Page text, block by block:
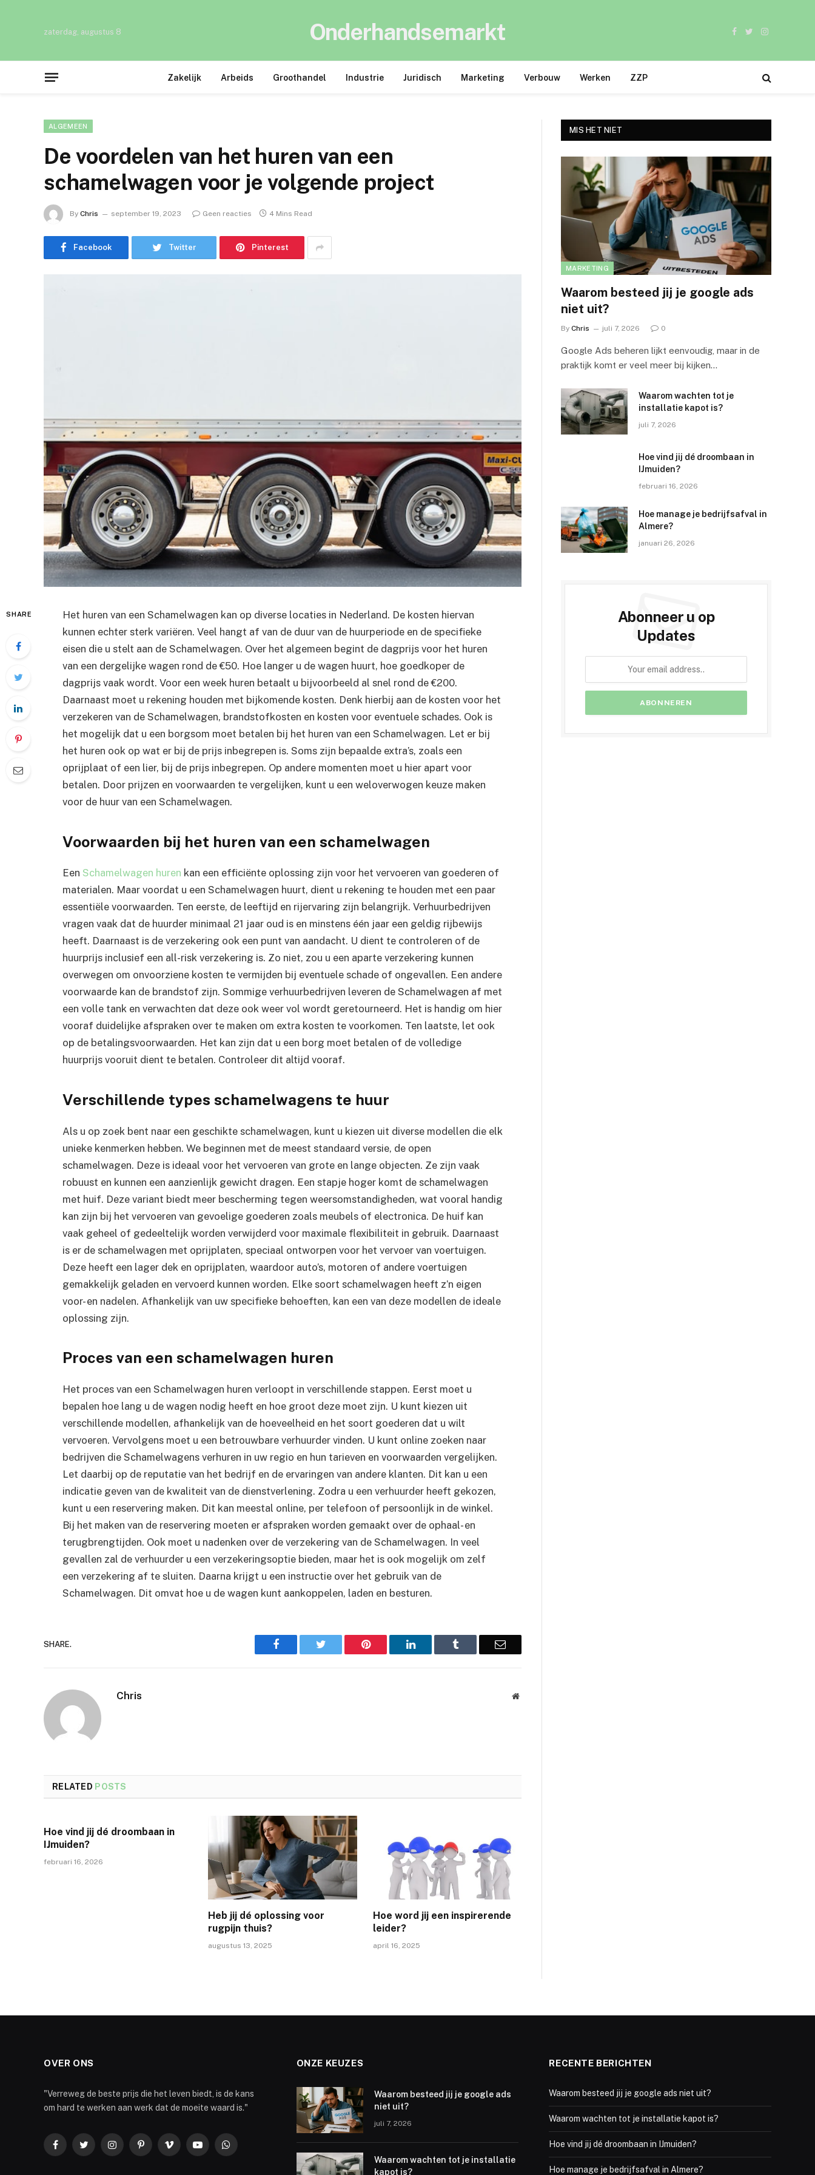
zaterdag, augustus 8 Onderhandsemarkt Facebook
TwitterInstagram
Zakelijk Arbeids Groothandel Industrie Juridisch Marketing Verbouw Werken ZZP
ALGEMEEN
De voordelen van het huren van een
schamelwagen voor je volgende project
By Chris september 19, 2023 Geen reacties 4 Mins Read
Facebook Twitter Pinterest
SHARE
Het huren van een Schamelwagen kan op diverse locaties in Nederland. De kosten hiervan
kunnen echter sterk variëren. Veel hangt af van de duur van de huurperiode en de specifieke
eisen die u stelt aan de Schamelwagen. Over het algemeen begint de dagprijs voor het huren
van een dergelijke wagen rond de €50. Hoe langer u de wagen huurt, hoe goedkoper de
dagprijs vaak wordt. Voor een week huren betaalt u bijvoorbeeld al snel rond de €200.
Daarnaast moet u rekening houden met bijkomende kosten. Denk hierbij aan de kosten voor het
verzekeren van de Schamelwagen, brandstofkosten en kosten voor eventuele schades. Ook is
het mogelijk dat u een borgsom moet betalen bij het huren van een Schamelwagen. Let er bij
het huren ook op wat er bij de prijs inbegrepen is. Soms zijn bepaalde extra’s, zoals een
oprijplaat of een lier, bij de prijs inbegrepen. Op andere momenten moet u hier apart voor
betalen. Door prijzen en voorwaarden te vergelijken, kunt u een weloverwogen keuze maken
voor de huur van een Schamelwagen.
Voorwaarden bij het huren van een schamelwagen
Een Schamelwagen huren kan een efficiënte oplossing zijn voor het vervoeren van goederen of
materialen. Maar voordat u een Schamelwagen huurt, dient u rekening te houden met een paar
essentiële voorwaarden. Ten eerste, de leeftijd en rijervaring zijn belangrijk. Verhuurbedrijven
vragen vaak dat de huurder minimaal 21 jaar oud is en minstens één jaar een geldig rijbewijs
heeft. Daarnaast is de verzekering ook een punt van aandacht. U dient te controleren of de
huurprijs inclusief een all-risk verzekering is. Zo niet, zou u een aparte verzekering kunnen
overwegen om onvoorziene kosten te vermijden bij eventuele schade of ongevallen. Een andere
voorwaarde kan de brandstof zijn. Sommige verhuurbedrijven leveren de Schamelwagen af met
een volle tank en verwachten dat deze ook weer vol wordt geretourneerd. Het is handig om hier
vooraf duidelijke afspraken over te maken om extra kosten te voorkomen. Ten laatste, let ook
op de betalingsvoorwaarden. Het kan zijn dat u een borg moet betalen of de volledige
huurprijs vooruit dient te betalen. Controleer dit altijd vooraf.
Verschillende types schamelwagens te huur
Als u op zoek bent naar een geschikte schamelwagen, kunt u kiezen uit diverse modellen die elk
unieke kenmerken hebben. We beginnen met de meest standaard versie, de open
schamelwagen. Deze is ideaal voor het vervoeren van grote en lange objecten. Ze zijn vaak
robuust en kunnen een aanzienlijk gewicht dragen. Een stapje hoger komt de schamelwagen
met huif. Deze variant biedt meer bescherming tegen weersomstandigheden, wat vooral handig
kan zijn bij het vervoeren van gevoelige goederen zoals meubels of electronica. De huif kan
vaak geheel of gedeeltelijk worden verwijderd voor maximale flexibiliteit in gebruik. Daarnaast
is er de schamelwagen met oprijplaten, speciaal ontworpen voor het vervoer van voertuigen.
Deze heeft een lager dek en oprijplaten, waardoor auto’s, motoren of andere voertuigen
gemakkelijk geladen en vervoerd kunnen worden. Elke soort schamelwagen heeft z’n eigen
voor- en nadelen. Afhankelijk van uw specifieke behoeften, kan een van deze modellen de ideale
oplossing zijn.
Proces van een schamelwagen huren
Het proces van een Schamelwagen huren verloopt in verschillende stappen. Eerst moet u
bepalen hoe lang u de wagen nodig heeft en hoe groot deze moet zijn. U kunt kiezen uit
verschillende modellen, afhankelijk van de hoeveelheid en het soort goederen dat u wilt
vervoeren. Vervolgens moet u een betrouwbare verhuurder vinden. U kunt online zoeken naar
bedrijven die Schamelwagens verhuren in uw regio en hun tarieven en voorwaarden vergelijken.
Let daarbij op de reputatie van het bedrijf en de ervaringen van andere klanten. Dit kan u een
indicatie geven van de kwaliteit van de dienstverlening. Zodra u een verhuurder heeft gekozen,
kunt u een reservering maken. Dit kan meestal online, per telefoon of persoonlijk in de winkel.
Bij het maken van de reservering moeten er afspraken worden gemaakt over de ophaal- en
terugbrengtijden. Ook moet u nadenken over de verzekering van de Schamelwagen. In veel
gevallen zal de verhuurder u een verzekeringsoptie bieden, maar het is ook mogelijk om zelf
een verzekering af te sluiten. Daarna krijgt u een instructie over het gebruik van de
Schamelwagen. Dit omvat hoe u de wagen kunt aankoppelen, laden en besturen.
SHARE. Facebook Twitter Pinterest LinkedIn Tumblr Email
Chris Website
RELATED POSTS
Hoe vind jij dé droombaan in
IJmuiden?
februari 16, 2026
Heb jij dé oplossing voor
rugpijn thuis?
augustus 13, 2025
Hoe word jij een inspirerende
leider?
april 16, 2025
MIS HET NIET
MARKETING
Waarom besteed jij je google ads
niet uit?
By Chris juli 7, 2026 0
Google Ads beheren lijkt eenvoudig, maar in de
praktijk komt er veel meer bij kijken…
Waarom wachten tot je
installatie kapot is?
juli 7, 2026
Hoe vind jij dé droombaan in
IJmuiden?
februari 16, 2026
Hoe manage je bedrijfsafval in
Almere?
januari 26, 2026
Abonneer u op
Updates
OVER ONS
"Verreweg de beste prijs die het leven biedt, is de kans
om hard te werken aan werk dat de moeite waard is."
FacebookTwitterInstagramPinterestVimeo YouTubeWhatsApp
ONZE KEUZES
Waarom besteed jij je google ads
niet uit?
juli 7, 2026
Waarom wachten tot je installatie
kapot is?
RECENTE BERICHTEN
Waarom besteed jij je google ads niet uit?
Waarom wachten tot je installatie kapot is?
Hoe vind jij dé droombaan in IJmuiden?
Hoe manage je bedrijfsafval in Almere?